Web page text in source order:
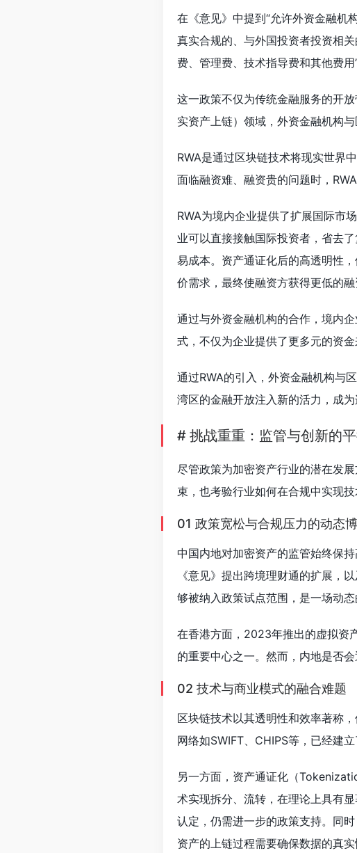
在《意见》中提到“允许外资金融机
真实合规的、与外国投资者投资相
费、管理费、技术指导费和其他费用”
这一政策不仅为传统金融服务的开
实资产上链）领域，外资金融机构
RWA是通过区块链技术将现实世界
面临融资难、融资贵的问题时，
RWA为境内企业提供了扩展国际市
业可以直接接触国际投资者，省去
易成本。资产通证化后的高透明性
价需求，最终使融资方获得更低的融
通过与外资金融机构的合作，境内
式，不仅为企业提供了更多元的资
通过RWA的引入，外资金融机构与
湾区的金融开放注入新的活力，成
# 挑战重重：监管与创新的
尽管政策为加密资产行业的潜在发
束，也考验行业如何在合规中实现技
01 政策宽松与合规压力的动态
中国内地对加密资产的监管始终保
《意见》提出跨境理财通的扩展，
够被纳入政策试点范围，是一场动态
在香港方面，2023年推出的虚拟资
的重要中心之一。然而，内地是否
02 技术与商业模式的融合难题
区块链技术以其透明性和效率著称
网络如SWIFT、CHIPS等，已经建
另一方面，资产通证化（
术实现拆分、流转，在理论上具有
认定，仍需进一步的政策支持。同
资产的上链过程需要确保数据的真